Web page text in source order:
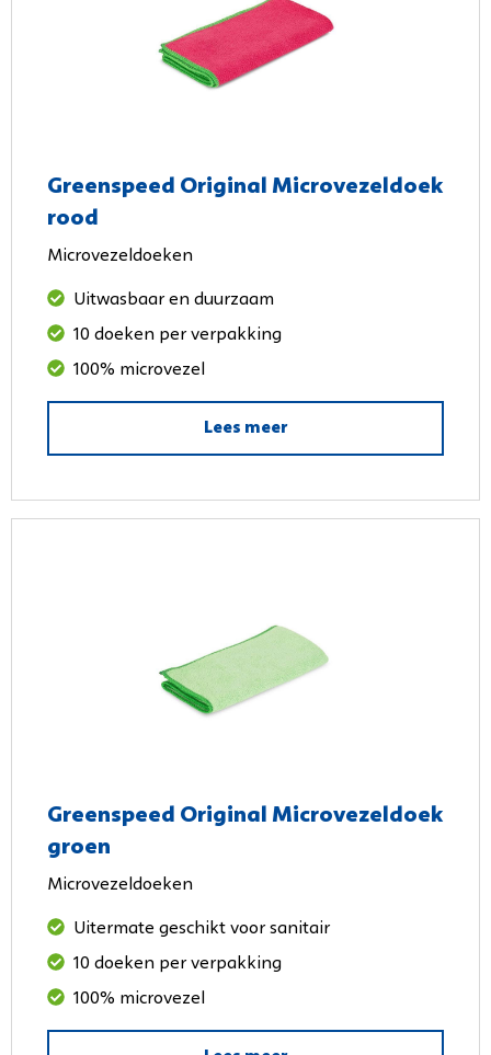
Greenspeed Original Microvezeldoek
rood
Microvezeldoeken
Uitwasbaar en duurzaam
10 doeken per verpakking
100% microvezel
Lees meer
Greenspeed Original Microvezeldoek
groen
Microvezeldoeken
Uitermate geschikt voor sanitair
10 doeken per verpakking
100% microvezel